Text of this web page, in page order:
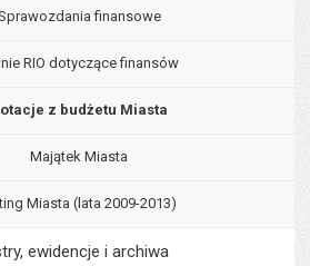
finansowe
RIO dotyczące finansów
z budżetu Miasta
Majątek Miasta
Miasta (lata 2009-2013)
ewidencje i archiwa